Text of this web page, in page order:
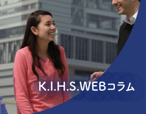
K.I.H.S.WEBコラム